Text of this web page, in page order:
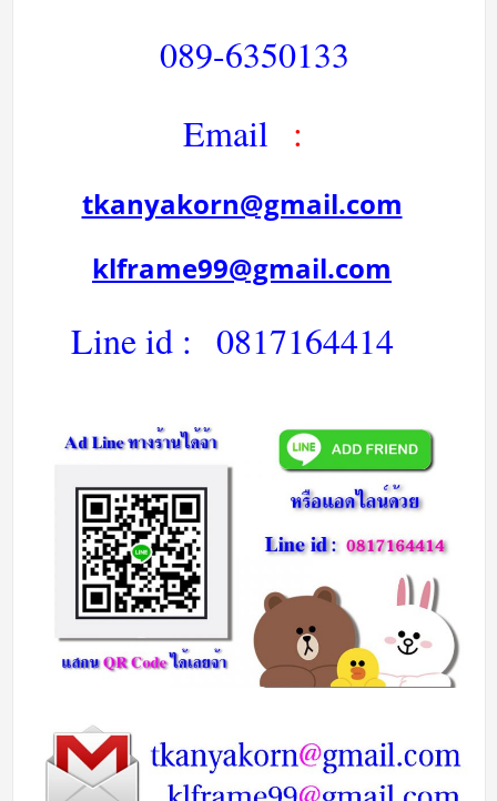
089-6350133
Email
:
tkanyakorn@gmail.com
klframe99@gmail.com
Line id : 0817164414